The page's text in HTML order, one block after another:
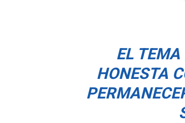
EL TEMA
HONESTA